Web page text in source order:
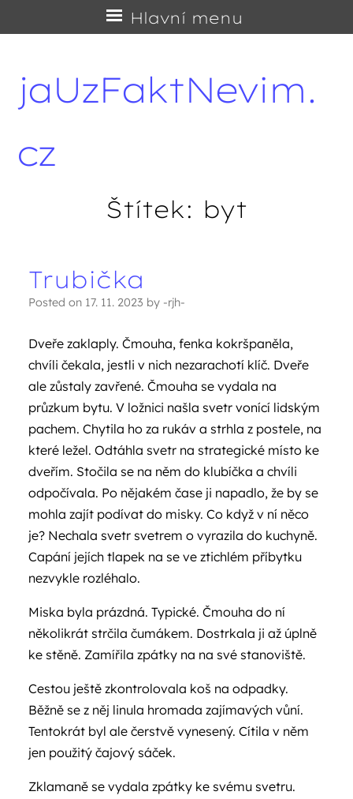
jaUzFaktNevim.
cz
Hlavní menu
na
Štítek: byt
Navigace příspěvků
Trubička
Posted on 17. 11. 2023 by -rjh-
Dveře zaklaply. Čmouha, fenka kokršpaněla,
chvíli čekala, jestli v nich nezarachotí klíč. Dveře
ale zůstaly zavřené. Čmouha se vydala na
průzkum bytu. V ložnici našla svetr vonící lidským
pachem. Chytila ho za rukáv a strhla z postele, na
které ležel. Odtáhla svetr na strategické místo ke
dveřím. Stočila se na něm do klubíčka a chvíli
odpočívala. Po nějakém čase ji napadlo, že by se
mohla zajít podívat do misky. Co když v ní něco
je? Nechala svetr svetrem o vyrazila do kuchyně.
Capání jejích tlapek na se ve ztichlém příbytku
nezvykle rozléhalo.
Miska byla prázdná. Typické. Čmouha do ní
několikrát strčila čumákem. Dostrkala ji až úplně
ke stěně. Zamířila zpátky na na své stanoviště.
Cestou ještě zkontrolovala koš na odpadky.
Běžně se z něj linula hromada zajímavých vůní.
Tentokrát byl ale čerstvě vynesený. Cítila v něm
jen použitý čajový sáček.
Zklamaně se vydala zpátky ke svému svetru.